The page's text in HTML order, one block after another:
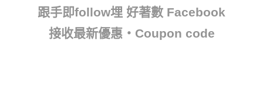
跟手即follow埋 好著數 Facebook
接收最新優惠・Coupon code